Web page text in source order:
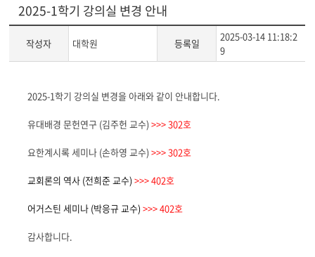
2025-1학기 강의실 변경 안내
작성자 대학원 등록일
2025-03-14 11:18:2
9
게
글
문
2025-1학기 강의실 변경을 아래와 같이 안내합니다.
유대배경 문헌연구 (김주헌 교수) >>> 302호
요한계시록 세미나 (손하영 교수)>>>302호
교회론의 역사 (전희준 교수) >>> 402호
어거스틴 세미나 (박응규 교수) >>> 402호
감사합니다.